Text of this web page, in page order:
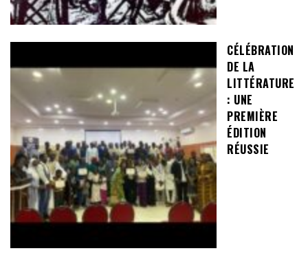
CÉLÉBRATION
DE LA
LITTÉRATURE
: UNE
PREMIÈRE
ÉDITION
RÉUSSIE